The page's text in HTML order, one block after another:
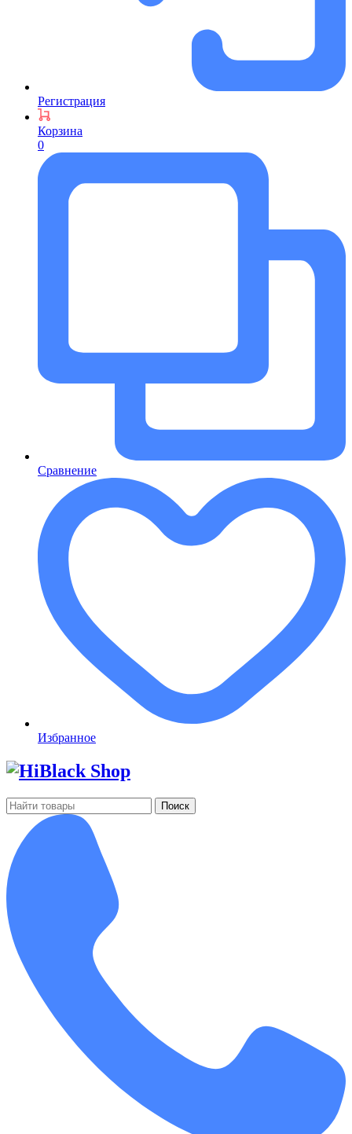
Регистрация
Корзина
0
Сравнение
Избранное
Поиск